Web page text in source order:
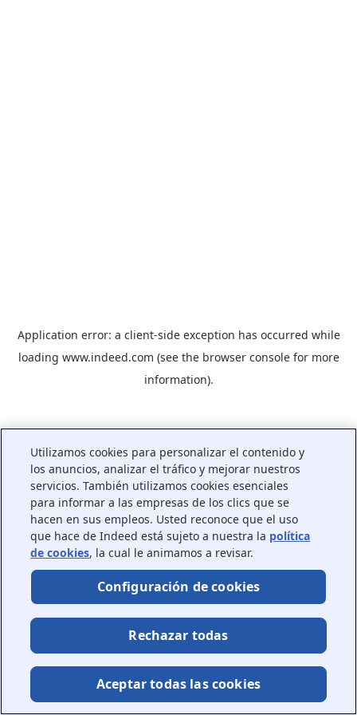
Application error: a client-side exception has occurred while
loading www.indeed.com (see the browser consolefor more
information).
Utilizamos cookies para personalizar el contenido y
los anuncios, analizar el tráfico y mejorar nuestros
servicios. También utilizamos cookies esenciales
para informar a las empresas de los clics que se
hacen en sus empleos. Usted reconoce que el uso
que hace de Indeed está sujeto a nuestra la política
de cookies, la cual le animamos a revisar.
Configuración de cookies
Rechazar todas
Aceptar todas las cookies